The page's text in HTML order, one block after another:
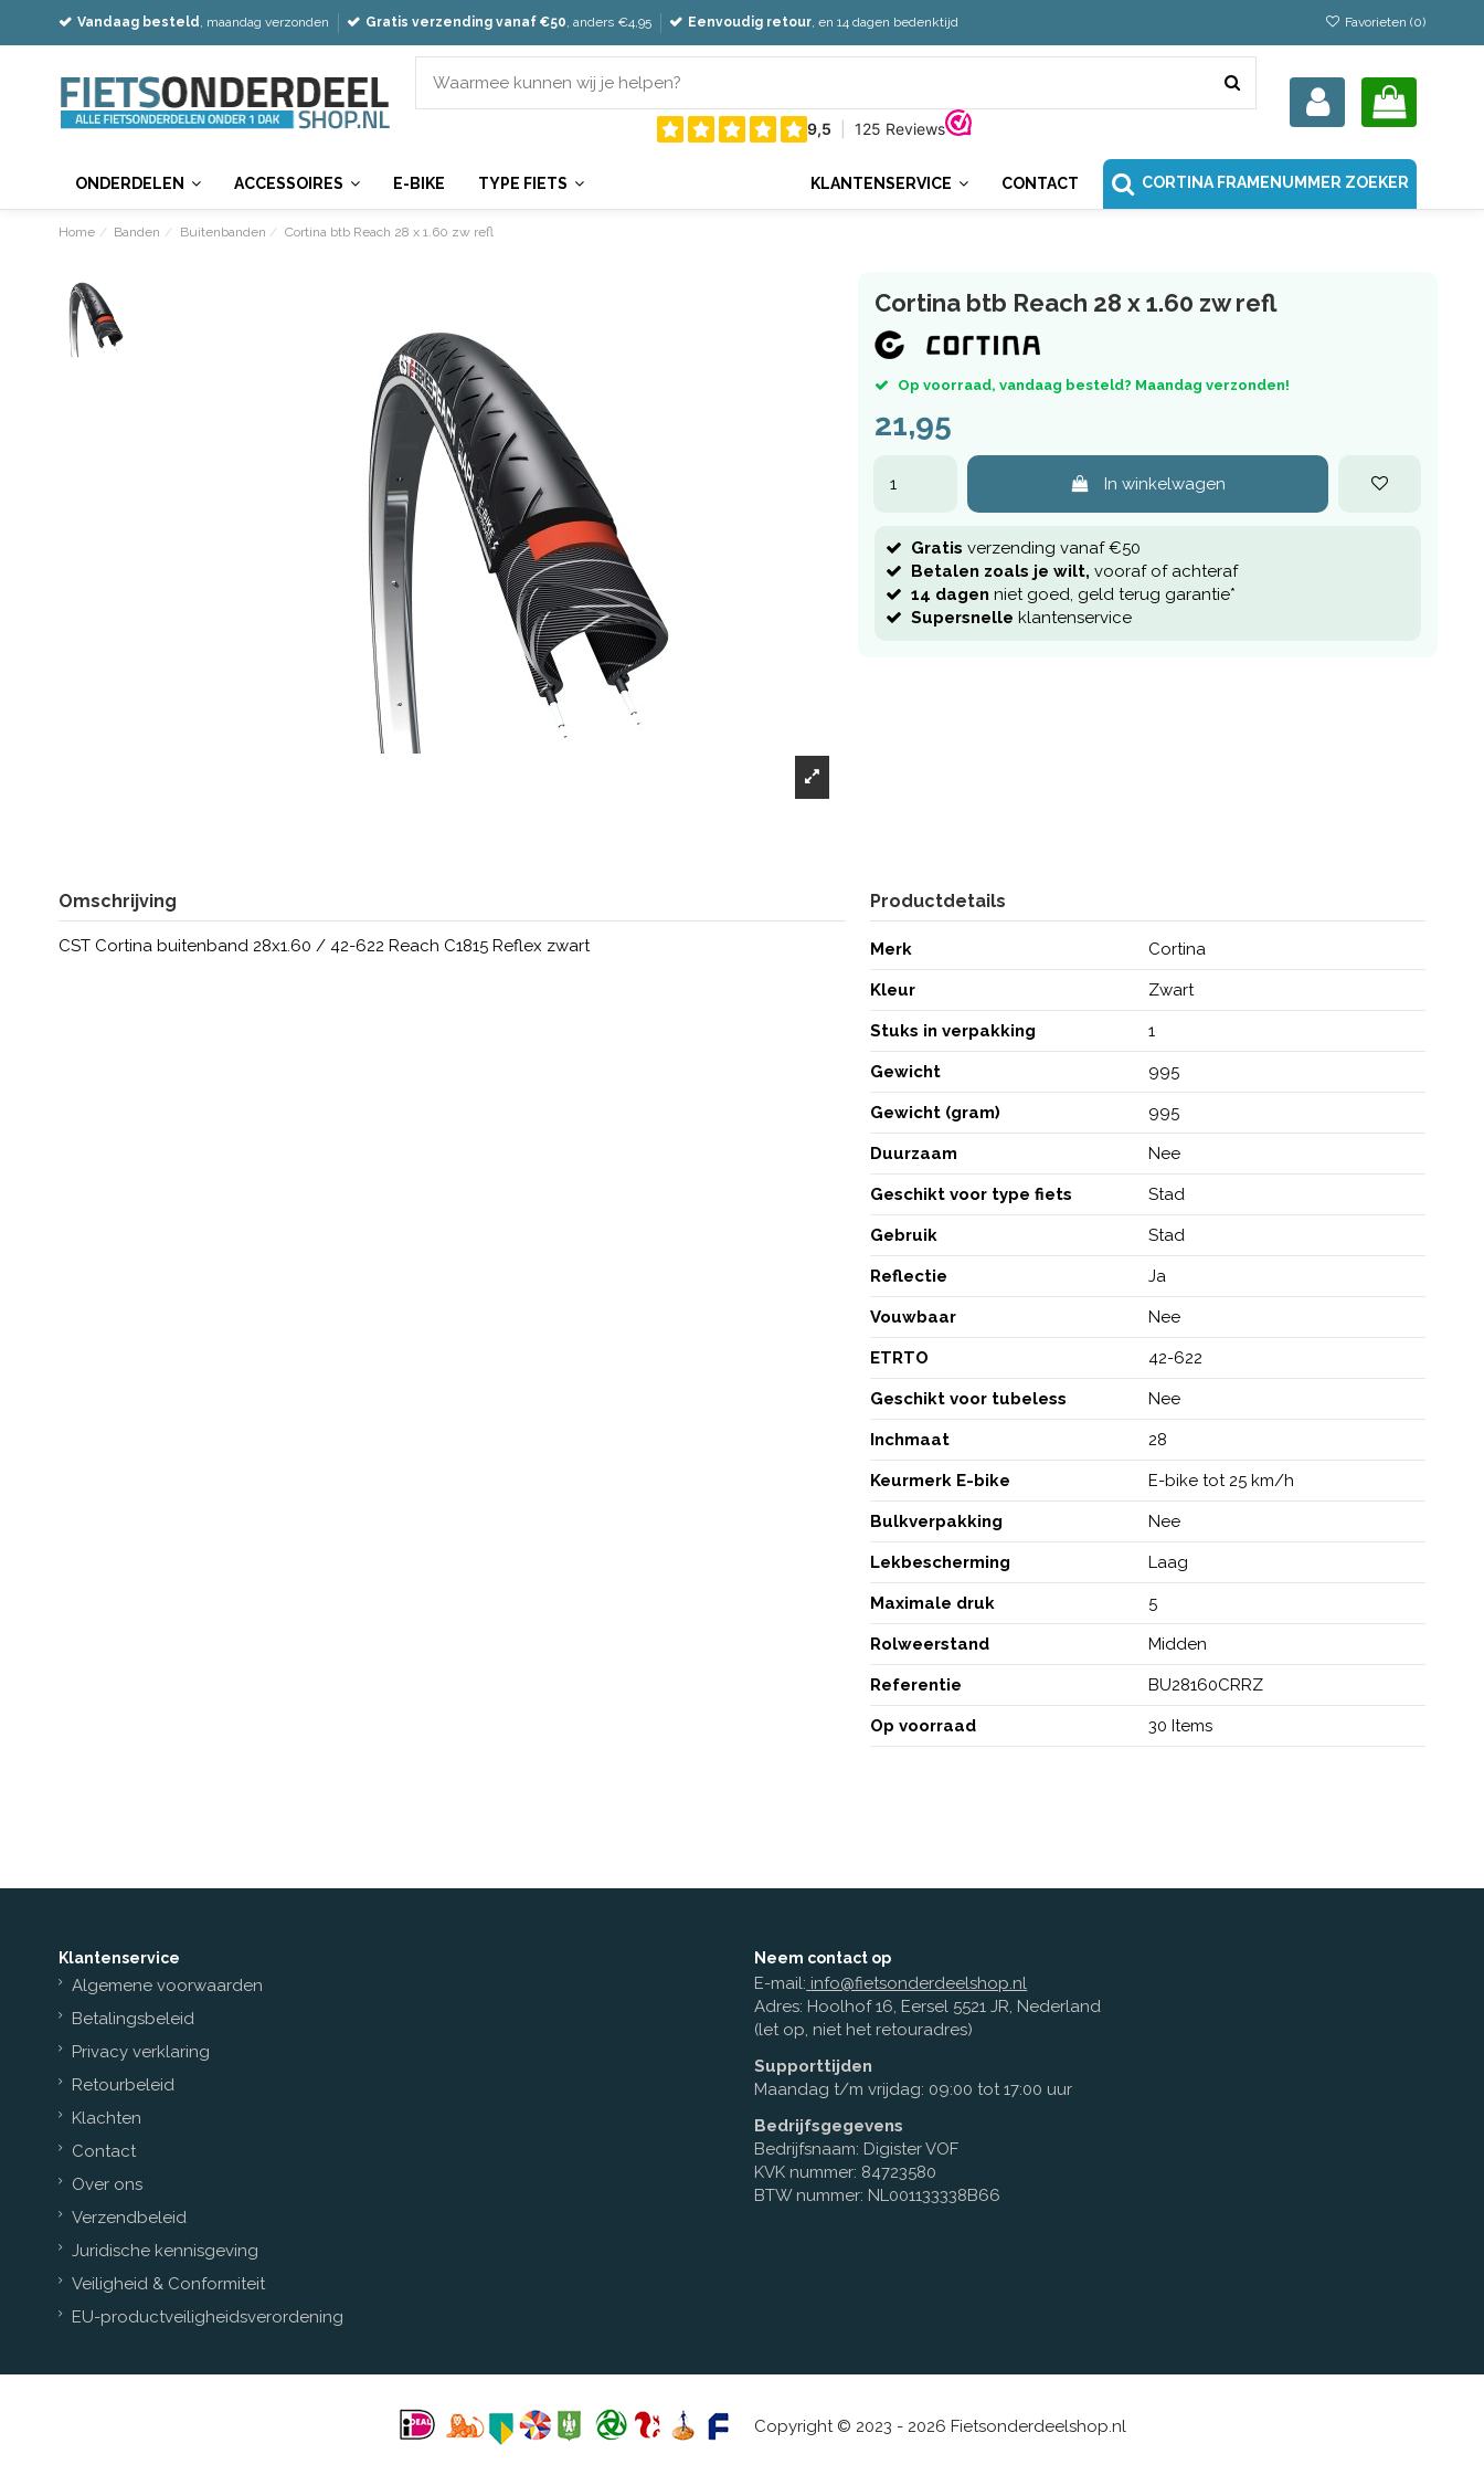
Vandaag besteld, maandag verzonden Gratis verzending vanaf €50, anders €4,95 Eenvoudig retour, en 14 dagen bedenktijd Favorieten (0)
ONDERDELEN ACCESSOIRES E-BIKE TYPE FIETS CORTINA FRAMENUMMER ZOEKER
CONTACT
KLANTENSERVICE
Home Banden Buitenbanden Cortina btb Reach 28 x 1.60 zw refl
Cortina btb Reach 28 x 1.60 zw refl
Op voorraad, vandaag besteld? Maandag verzonden!
21,95
In winkelwagen
Gratis verzending vanaf €50
Betalen zoals je wilt, vooraf of achteraf
14 dagen niet goed, geld terug garantie*
Supersnelle klantenservice
Omschrijving
CST Cortina buitenband 28x1.60 / 42-622 Reach C1815 Reflex zwart
Productdetails
Merk Cortina
Kleur Zwart
Stuks in verpakking 1
Gewicht 995
Gewicht (gram) 995
Duurzaam Nee
Geschikt voor type fiets Stad
Gebruik Stad
Reflectie Ja
Vouwbaar Nee
ETRTO 42-622
Geschikt voor tubeless Nee
Inchmaat 28
Keurmerk E-bike E-bike tot 25 km/h
Bulkverpakking Nee
Lekbescherming Laag
Maximale druk 5
Rolweerstand Midden
Referentie BU28160CRRZ
Op voorraad 30 Items
Klantenservice
Algemene voorwaarden
Betalingsbeleid
Privacy verklaring
Retourbeleid
Klachten
Contact
Over ons
Verzendbeleid
Juridische kennisgeving
Veiligheid & Conformiteit
EU-productveiligheidsverordening
Neem contact op
E-mail: info@fietsonderdeelshop.nl
Adres: Hoolhof 16, Eersel 5521 JR, Nederland
(let op, niet het retouradres)
Supporttijden
Maandag t/m vrijdag: 09:00 tot 17:00 uur
Bedrijfsgegevens
Bedrijfsnaam: Digister VOF
KVK nummer: 84723580
BTW nummer: NL001133338B66
Copyright © 2023 - 2026 Fietsonderdeelshop.nl